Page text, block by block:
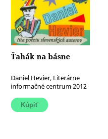
Ťahák na básne
Daniel Hevier, Literárne
informačné centrum 2012